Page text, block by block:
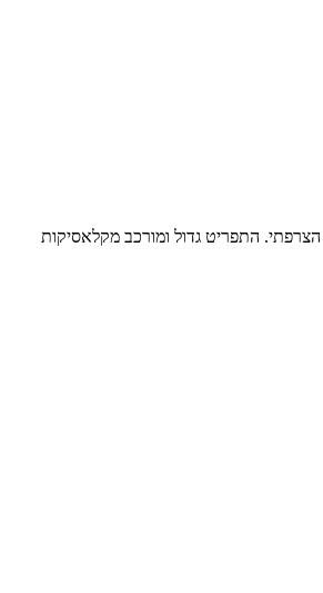
התפריט גדול ומורכב מקלאסיקות